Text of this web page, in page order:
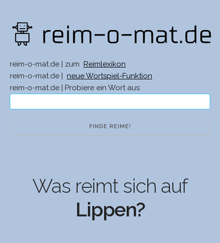
reim-o-mat.de | zum
Reimlexikon
reim-o-mat.de |
neue Wortspiel-Funktion
reim-o-mat.de | Probiere ein Wort aus:
Was reimt sich auf
Lippen?